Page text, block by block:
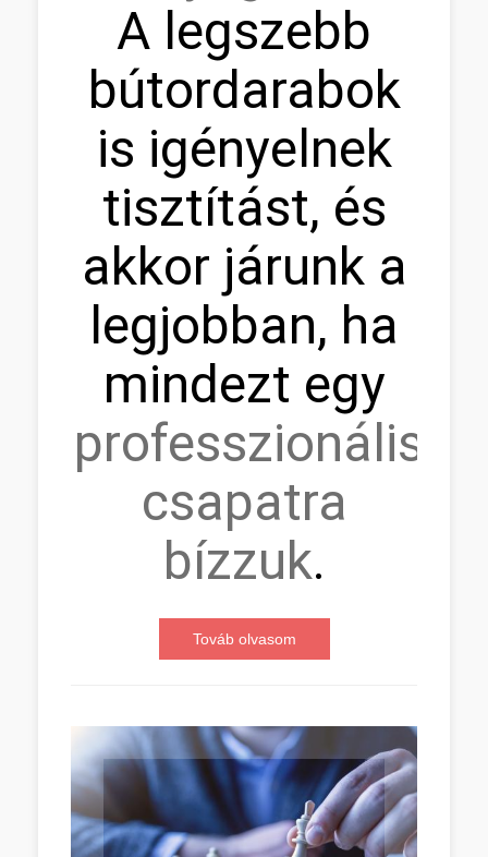
A legszebb
bútordarabok
is igényelnek
tisztítást, és
akkor járunk a
legjobban, ha
mindezt egy
professzionális
csapatra
bízzuk.
Továb olvasom